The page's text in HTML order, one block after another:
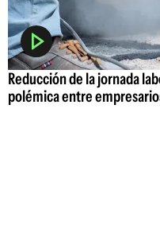
Reducción de la jornada
polémica entre